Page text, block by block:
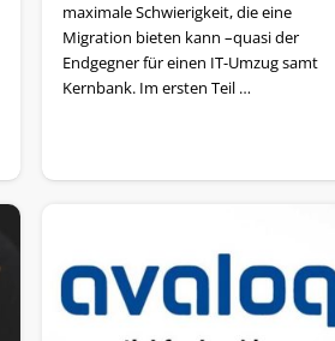
maximale Schwierigkeit, die eine
Migration bieten kann –quasi der
Endgegner für einen IT-Umzug samt
Kernbank. Im ersten Teil …